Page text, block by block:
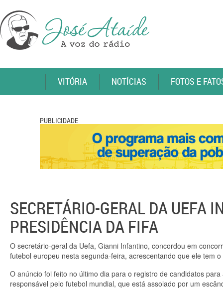
VITÓRIA NOTÍCIAS FOTOS E
PUBLICIDADE
SECRETÁRIO-GERAL DA UEFA
PRESIDÊNCIA DA FIFA
O secretário-geral da Uefa, Gianni Infantino, concordou em
futebol europeu nesta segunda-feira, acrescentando que ele tem
O anúncio foi feito no último dia para o registro de candidatos
responsável pelo futebol mundial, que está assolado por um